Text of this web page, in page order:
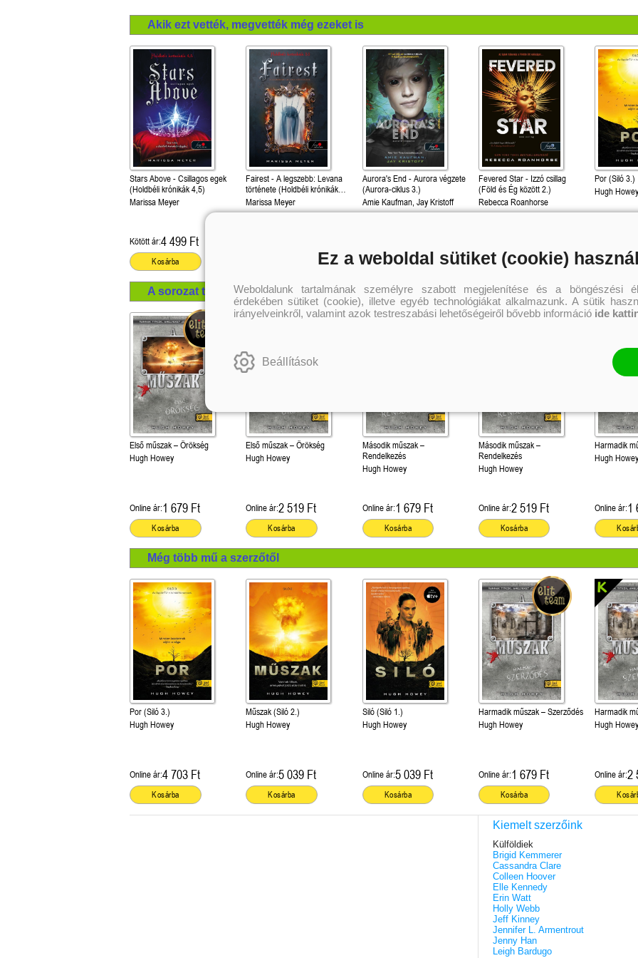
Akik ezt vették, megvették még ezeket is
Stars Above - Csillagos egek
(Holdbéli krónikák 4,5)
Marissa Meyer
Kötött ár:4 499 Ft
Kosárba
Fairest - A legszebb: Levana
története (Holdbéli krónikák
3,5)
Marissa Meyer
Aurora's End - Aurora végzete
(Aurora-ciklus 3.)
Amie Kaufman, Jay Kristoff
Kosárba
Fevered Star - Izzó csillag
(Föld és Ég között 2.)
Rebecca Roanhorse
Kosárba
Por (Siló 3.)
Hugh
A sorozat további termékei
Első műszak – Örökség
Hugh Howey
Online ár:1 679 Ft
Kosárba
Első műszak – Örökség
Hugh Howey
Online ár:2 519 Ft
Kosárba
Második műszak –
Rendelkezés
Hugh Howey
Online ár:1 679 Ft
Kosárba
Második műszak –
Rendelkezés
Hugh Howey
Online ár:2 519 Ft
Kosárba
Harmadik
Hugh
Online ár:1
Még több mű a szerzőtől
Por (Siló 3.)
Hugh Howey
Online ár:4 703 Ft
Kosárba
Műszak (Siló 2.)
Hugh Howey
Online ár:5 039 Ft
Kosárba
Siló (Siló 1.)
Hugh Howey
Online ár:5 039 Ft
Kosárba
Harmadik műszak – Szerződés
Hugh Howey
Online ár:1 679 Ft
Kosárba
Harmadik
Hugh
Online ár:2
Kiemelt szerzőink
Külföldiek
Brigid Kemmerer
Cassandra Clare
Colleen Hoover
Elle Kennedy
Erin Watt
Holly Webb
Jeff Kinney
Jennifer L. Armentrout
Jenny Han
Leigh Bardugo
Ez a weboldal sütiket (cookie)
Weboldalunk tartalmának személyre szabott megjelenítése és a böngészési
érdekében sütiket (cookie), illetve egyéb technológiákat alkalmazunk. A sütik
irányelveinkről, valamint azok testreszabási lehetőségeiről bővebb információ ide
Beállítások